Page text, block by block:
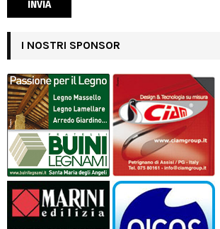
I NOSTRI SPONSOR